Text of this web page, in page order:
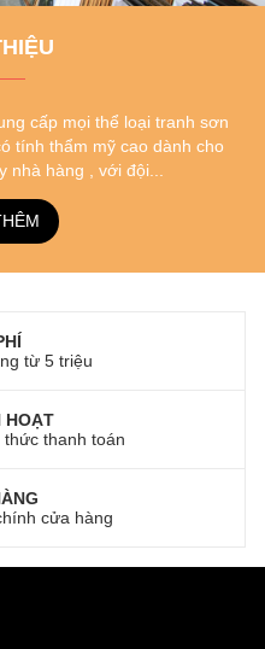
cấp mọi thể loại tranh sơn
tính thẩm mỹ cao dành cho
nhà hàng , với đội...
từ 5 triệu
HOẠT
thanh toán
cửa hàng